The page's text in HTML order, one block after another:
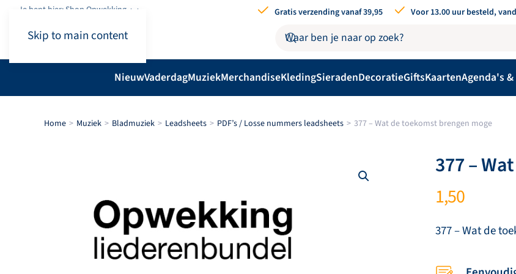
Skip to main content
Je bent hier: Shop.Opwekking Gratis verzending vanaf 39,95 Voor 13.00 uur besteld,
NieuwVaderdagMuziekMerchandiseKledingSieradenDecoratieGiftsKaartenAgenda's
Home Muziek Bladmuziek Leadsheets PDF’s / Losse nummers leadsheets 377 – Wat de toekomst brengen moge
377 –
1,50
377 – Wat de